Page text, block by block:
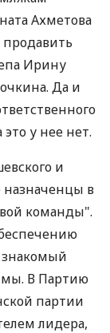
Ахметова
Ирину
Да и
у нее нет.
и
назначенцы в
команды".
знакомый
В Партию
партии
лидера,